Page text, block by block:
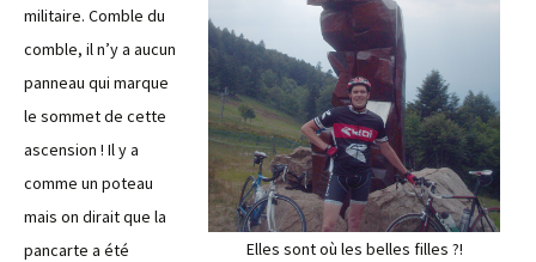
militaire. Comble du
comble, il n’y a aucun
panneau qui marque
le sommet de cette
ascension ! Il y a
comme un poteau
mais on dirait que la
pancarte a été
Elles sont où les belles filles ?!